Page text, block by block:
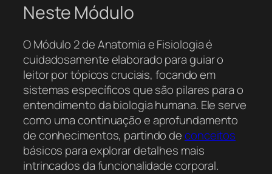
Neste Módulo
O Módulo 2 de Anatomia e Fisiologia é
cuidadosamente elaborado para guiar o
leitor por tópicos cruciais, focando em
sistemas específicos que são pilares para o
entendimento da biologia humana. Ele serve
como uma continuação e aprofundamento
de conhecimentos, partindo deconceitos
básicos para explorar detalhes mais
intrincados da funcionalidade corporal.